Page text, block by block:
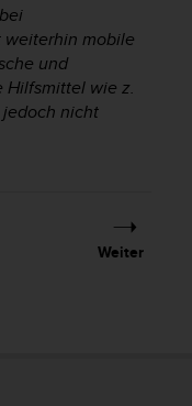
mobile
und
Hilfsmittel wie z.
nicht
Weiter